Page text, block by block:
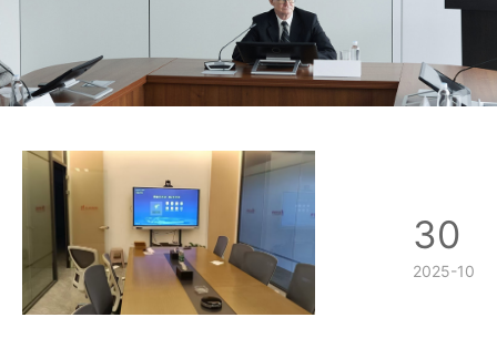
30
2025-10